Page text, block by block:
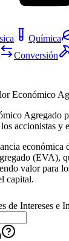
Química
Conversión
Económico
Agregado
accionistas y
económica
(EVA),
valor para
capital.
de Intereses e